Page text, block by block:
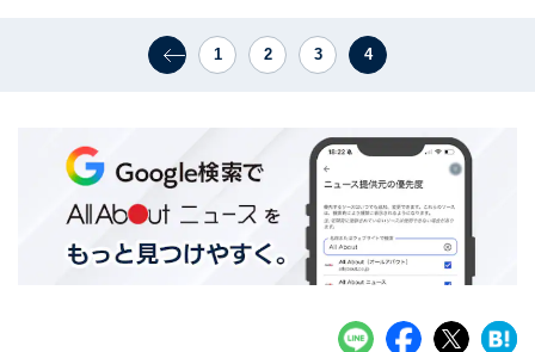
1 2 3 4